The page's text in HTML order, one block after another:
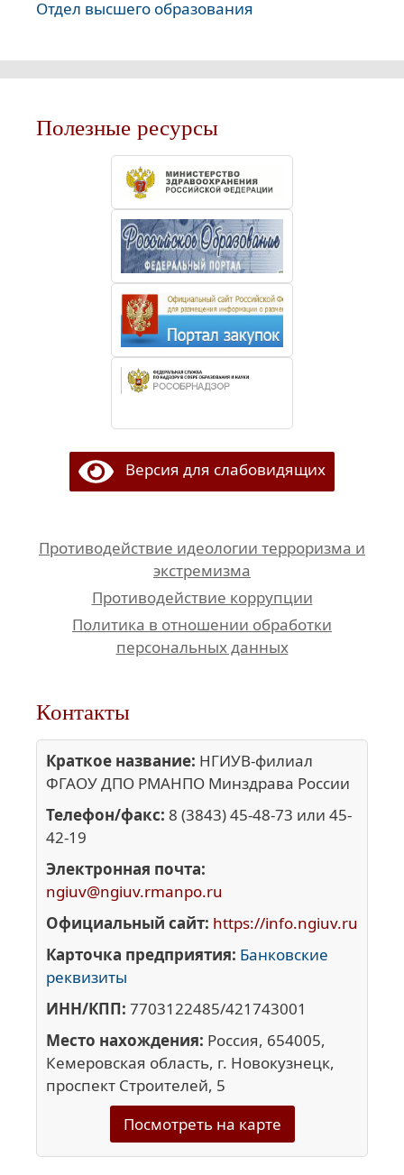
Отдел высшего образования
Полезные ресурсы
Версия для слабовидящих
Противодействие идеологии терроризма и
экстремизма
Противодействие коррупции
Политика в отношении обработки
персональных данных
Контакты
Краткое название: НГИУВ-филиал
ФГАОУ ДПО РМАНПО Минздрава России
Телефон/факс: 8 (3843) 45-48-73 или 45-
42-19
Электронная почта:
ngiuv@ngiuv.rmanpo.ru
Официальный сайт: https://info.ngiuv.ru
Карточка предприятия: Банковские
реквизиты
ИНН/КПП: 7703122485/421743001
Место нахождения: Россия, 654005,
Кемеровская область, г. Новокузнецк,
проспект Строителей, 5
Посмотреть на карте